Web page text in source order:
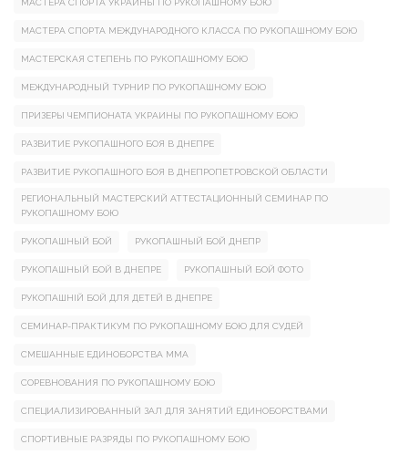
МАСТЕРА СПОРТА УКРАИНЫ ПО РУКОПАШНОМУ БОЮ
МАСТЕРА СПОРТА МЕЖДУНАРОДНОГО КЛАССА ПО РУКОПАШНОМУ БОЮ
МАСТЕРСКАЯ СТЕПЕНЬ ПО РУКОПАШНОМУ БОЮ
МЕЖДУНАРОДНЫЙ ТУРНИР ПО РУКОПАШНОМУ БОЮ
ПРИЗЕРЫ ЧЕМПИОНАТА УКРАИНЫ ПО РУКОПАШНОМУ БОЮ
РАЗВИТИЕ РУКОПАШНОГО БОЯ В ДНЕПРЕ
РАЗВИТИЕ РУКОПАШНОГО БОЯ В ДНЕПРОПЕТРОВСКОЙ ОБЛАСТИ
РЕГИОНАЛЬНЫЙ МАСТЕРСКИЙ АТТЕСТАЦИОННЫЙ СЕМИНАР ПО
РУКОПАШНОМУ БОЮ
РУКОПАШНЫЙ БОЙ РУКОПАШНЫЙ БОЙ ДНЕПР
РУКОПАШНЫЙ БОЙ В ДНЕПРЕ РУКОПАШНЫЙ БОЙ ФОТО
РУКОПАШНІЙ БОЙ ДЛЯ ДЕТЕЙ В ДНЕПРЕ
СЕМИНАР-ПРАКТИКУМ ПО РУКОПАШНОМУ БОЮ ДЛЯ СУДЕЙ
СМЕШАННЫЕ ЕДИНОБОРСТВА ММА
СОРЕВНОВАНИЯ ПО РУКОПАШНОМУ БОЮ
СПЕЦИАЛИЗИРОВАННЫЙ ЗАЛ ДЛЯ ЗАНЯТИЙ ЕДИНОБОРСТВАМИ
СПОРТИВНЫЕ РАЗРЯДЫ ПО РУКОПАШНОМУ БОЮ